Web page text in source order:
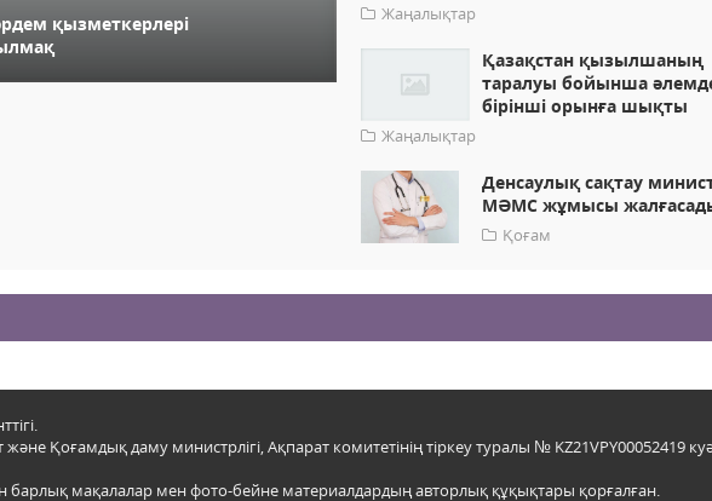
қызметкерлері
Жаңалықтар
Қазақстан қызылшаның
таралуы бойынша
бірінші орынға шықты
Жаңалықтар
Денсаулық сақтау
МӘМС жұмысы
Қоғам
Қоғамдық даму министрлігі, Ақпарат комитетінің тіркеу туралы № KZ21VPY00052419
барлық мақалалар мен фото-бейне материалдардың авторлық құқықтары қорғалған.